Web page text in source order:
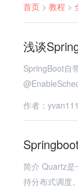
首页 > 教程 >
浅谈
SpringBoot自带
作者：
简介 Quartz是一款功能强大的任务调度器，可以实现较为复杂的调度功能，如每月一号执行、每天凌晨执行、每周五执行等等，还支
持分布式调度